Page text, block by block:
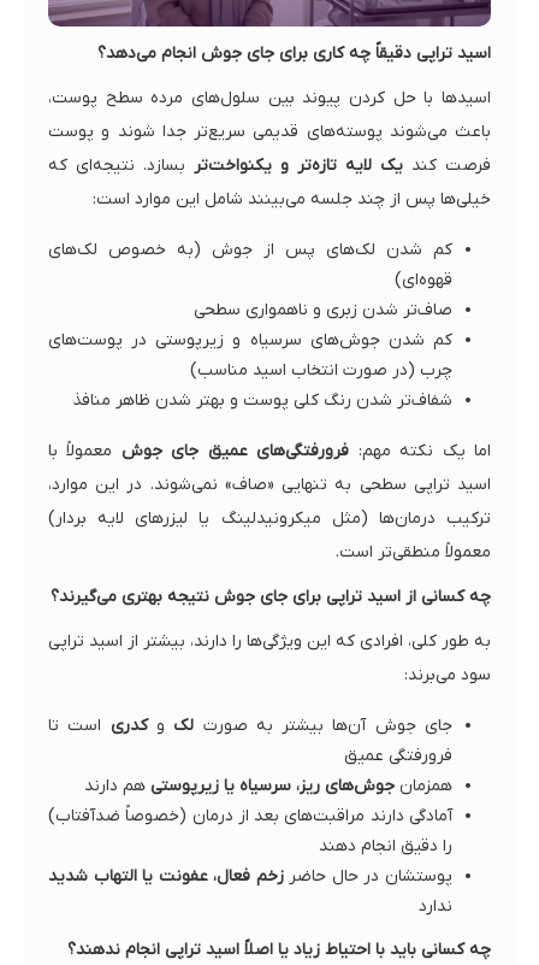
اسید تراپی دقیقاً چه کاری برای جای جوش انجام می‌دهد؟
اسیدها با حل کردن پیوند بین سلول‌های مرده سطح پوست،
باعث می‌شوند پوسته‌های قدیمی سریع‌تر جدا شوند و پوست
فرصت کند یک لایه تازه‌تر و یکنواخت‌تر بسازد. نتیجه‌ای که
خیلی‌ها پس از چند جلسه می‌بینند شامل این موارد است:
کم شدن لک‌های پس از جوش (به خصوص لک‌های
قهوه‌ای)
صاف‌تر شدن زبری و ناهمواری سطحی
کم شدن جوش‌های سرسیاه و زیرپوستی در پوست‌های
چرب (در صورت انتخاب اسید مناسب)
شفاف‌تر شدن رنگ کلی پوست و بهتر شدن ظاهر منافذ
اما یک نکته مهم: فرورفتگی‌های عمیق جای جوش معمولاً با
اسید تراپی سطحی به تنهایی «صاف» نمی‌شوند. در این موارد،
ترکیب درمان‌ها (مثل میکرونیدلینگ یا لیزرهای لایه بردار)
معمولاً منطقی‌تر است.
چه کسانی از اسید تراپی برای جای جوش نتیجه بهتری می‌گیرند؟
به طور کلی، افرادی که این ویژگی‌ها را دارند، بیشتر از اسید تراپی
سود می‌برند:
جای جوش آن‌ها بیشتر به صورت لک وکدری است تا
فرورفتگی عمیق
همزمان جوش‌های ریز، سرسیاه یا زیرپوستی هم دارند
آمادگی دارند مراقبت‌های بعد از درمان (خصوصاً ضدآفتاب)
را دقیق انجام دهند
پوستشان در حال حاضرزخم فعال، عفونت یا التهاب شدید
ندارد
چه کسانی باید با احتیاط زیاد یا اصلاً اسید تراپی انجام ندهند؟